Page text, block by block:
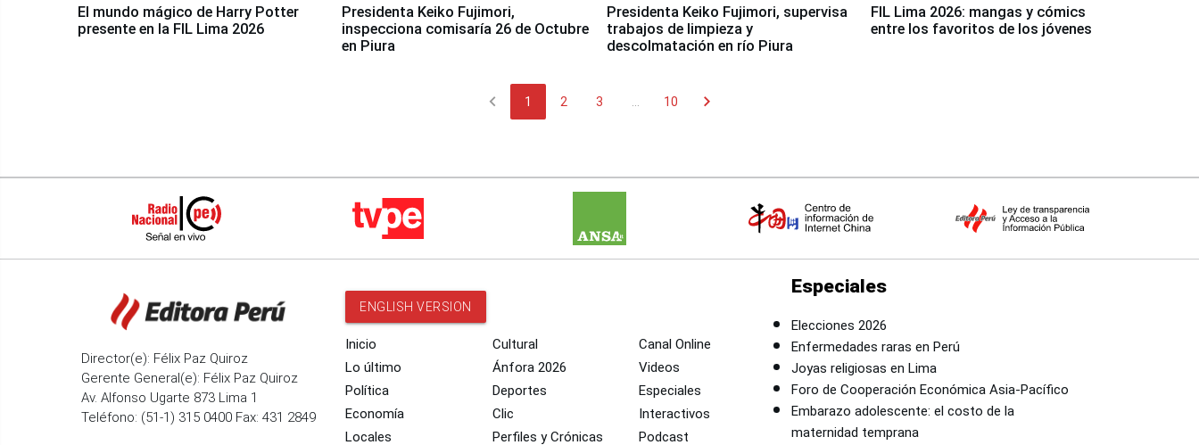
El mundo mágico de Harry Potter
presente en la FIL Lima 2026
Presidenta Keiko Fujimori,
inspecciona comisaría 26 de Octubre
en Piura
Presidenta Keiko Fujimori, supervisa
trabajos de limpieza y
descolmatación en río Piura
FIL Lima 2026: mangas y cómics
entre los favoritos de los jóvenes
chevron_left 1 2 3 10 chevron_right
Director(e): Félix Paz Quiroz
Gerente General(e): Félix Paz Quiroz
Av. Alfonso Ugarte 873 Lima 1
Teléfono: (51-1) 315 0400 Fax: 431 2849
ENGLISH VERSION
Inicio
Lo último
Política
Economía
Locales
Cultural
Ánfora 2026
Deportes
Clic
Perfiles y Crónicas
Canal Online
Videos
Especiales
Interactivos
Podcast
Especiales
Elecciones 2026
Enfermedades raras en Perú
Joyas religiosas en Lima
Foro de Cooperación Económica Asia-Pacífico
Embarazo adolescente: el costo de la
maternidad temprana